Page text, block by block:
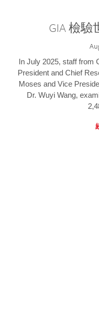
GIA 檢
In July 2025, staff from
President and Chief
Moses and Vice
Dr. Wuyi Wang,